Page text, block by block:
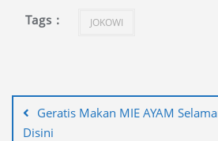
Tags : JOKOWI
posGeratis Makan MIE AYAM
Disini